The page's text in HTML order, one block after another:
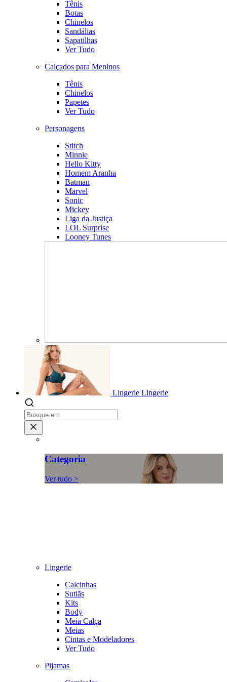
Tênis
Botas
Chinelos
Sandálias
Sapatilhas
Ver Tudo
Calçados para Meninos
Tênis
Chinelos
Papetes
Ver Tudo
Personagens
Stitch
Minnie
Hello Kitty
Homem Aranha
Batman
Marvel
Sonic
Mickey
Liga da Justiça
LOL Surprise
Looney Tunes
Lingerie Lingerie
Categoria
Ver tudo >
Lingerie
Calcinhas
Sutiãs
Kits
Body
Meia Calça
Meias
Cintas e Modeladores
Ver Tudo
Pijamas